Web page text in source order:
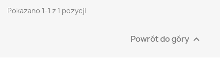
Pokazano 1-1 z 1 pozycji
Powrót do góry 